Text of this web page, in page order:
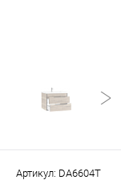
Артикул: DA6604T